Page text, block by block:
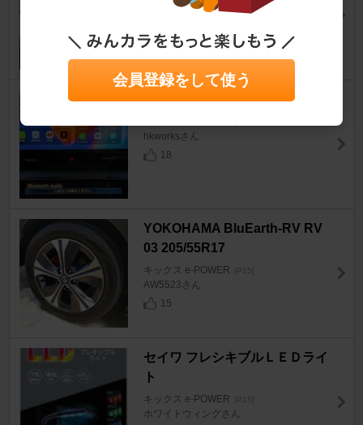
キックス e-POWER [P15]
17
Ottocast Screen AI
hkworksさん
18
YOKOHAMA BluEarth-RV RV
03 205/55R17
キックス e-POWER [P15]
AW5523さん
15
セイワ フレシキブルＬＥＤライ
ト
キックス e-POWER [P15]
ホワイトウィングさん
会員登録をして使う